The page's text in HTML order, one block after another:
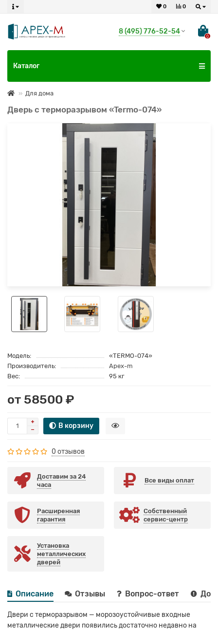
0
0
8 (495) 776-52-54
0
Каталог
Для дома
Дверь с терморазрывом «Termo-074»
Модель:
«TERMO-074»
Производитель:
Apex-m
Вес:
95 кг
от 58500 ₽
В корзину
0 отзывов
Доставим за 24
часа
Все виды оплат
Расширенная
гарантия
Собственный
сервис-центр
Установка
металлических
дверей
Описание Отзывы Вопрос-ответ
Двери с терморазрывом — морозоустойчивые входные
металлические двери появились достаточно недавно на